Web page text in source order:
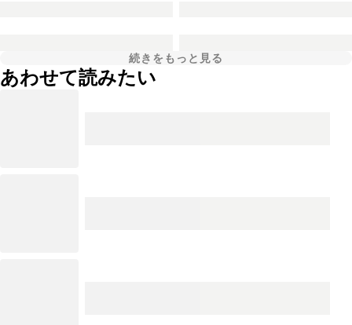
続きをもっと見る
あわせて読みたい